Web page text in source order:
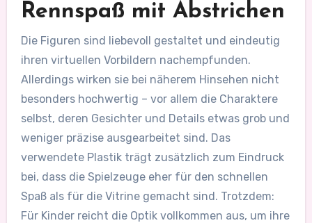
Rennspaß mit Abstrichen
Die Figuren sind liebevoll gestaltet und eindeutig
ihren virtuellen Vorbildern nachempfunden.
Allerdings wirken sie bei näherem Hinsehen nicht
besonders hochwertig – vor allem die Charaktere
selbst, deren Gesichter und Details etwas grob und
weniger präzise ausgearbeitet sind. Das
verwendete Plastik trägt zusätzlich zum Eindruck
bei, dass die Spielzeuge eher für den schnellen
Spaß als für die Vitrine gemacht sind. Trotzdem:
Für Kinder reicht die Optik vollkommen aus, um ihre